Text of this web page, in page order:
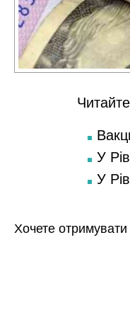
У
У
Хочете